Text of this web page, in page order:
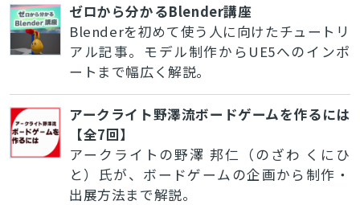
ゼロから分かるBlender講座
Blenderを初めて使う人に向けたチュートリ
アル記事。モデル制作からUE5へのインポ
ートまで幅広く解説。
アークライト野澤流ボードゲームを作るには
【全7回】
アークライトの野澤 邦仁（のざわ くにひ
と）氏が、ボードゲームの企画から制作・
出展方法まで解説。